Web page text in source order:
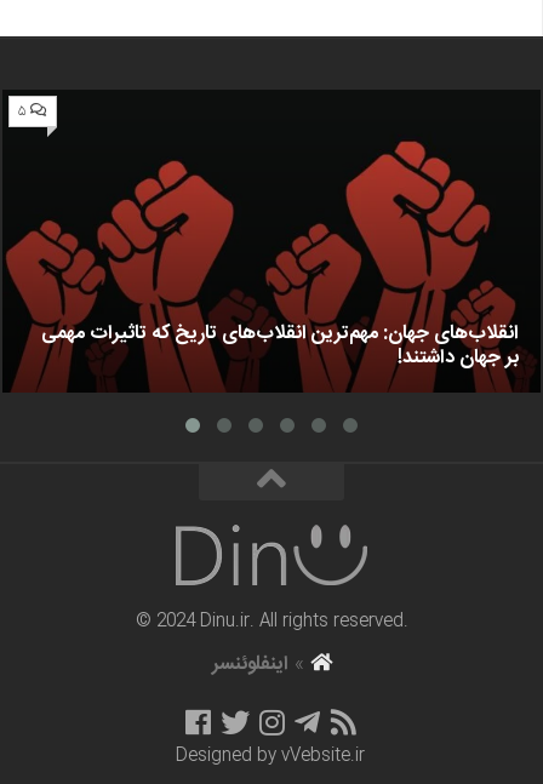
۵
انقلاب‌های جهان: مهم‌ترین انقلاب‌های تاریخ که تاثیرات مهمی
بر جهان داشتند!
© 2024 Dinu.ir. All rights reserved.
» اینفلوئنسر
Designed byvVebsite.ir